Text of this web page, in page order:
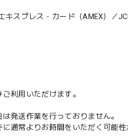
スプレス・カード（AMEX）／
利用いただけます。
発送作業を行っておりません。
通常よりお時間をいただく可能性